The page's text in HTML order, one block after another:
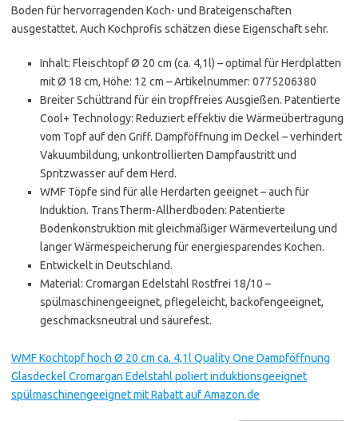
Boden für hervorragenden Koch- und Brateigenschaften
ausgestattet. Auch Kochprofis schätzen diese Eigenschaft sehr.
Inhalt: Fleischtopf Ø 20 cm (ca. 4,1l) – optimal für Herdplatten
mit Ø 18 cm, Höhe: 12 cm – Artikelnummer: 0775206380
Breiter Schüttrand für ein tropffreies Ausgießen. Patentierte
Cool+ Technology: Reduziert effektiv die Wärmeübertragung
vom Topf auf den Griff. Dampföffnung im Deckel – verhindert
Vakuumbildung, unkontrollierten Dampfaustritt und
Spritzwasser auf dem Herd.
WMF Töpfe sind für alle Herdarten geeignet – auch für
Induktion. TransTherm-Allherdboden: Patentierte
Bodenkonstruktion mit gleichmäßiger Wärmeverteilung und
langer Wärmespeicherung für energiesparendes Kochen.
Entwickelt in Deutschland.
Material: Cromargan Edelstahl Rostfrei 18/10 –
spülmaschinengeeignet, pflegeleicht, backofengeeignet,
geschmacksneutral und säurefest.
WMF Kochtopf hoch Ø 20 cm ca. 4,1l Quality One Dampföffnung
Glasdeckel Cromargan Edelstahl poliert induktionsgeeignet
spülmaschinengeeignet mit Rabatt auf Amazon.de